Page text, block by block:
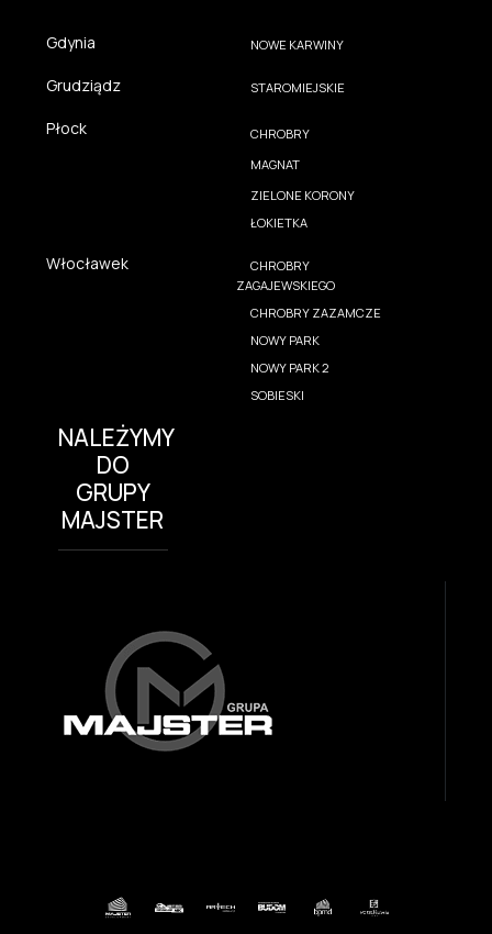
Gdynia NOWE KARWINY
Grudziądz STAROMIEJSKIE
Płock
CHROBRY
MAGNAT
ZIELONE KORONY
ŁOKIETKA
Włocławek
CHROBRY
ZAGAJEWSKIEGO
CHROBRY ZAZAMCZE
NOWY PARK
NOWY PARK 2
SOBIESKI
NALEŻYMY
DO
GRUPY
MAJSTER